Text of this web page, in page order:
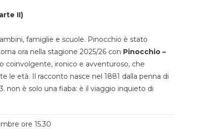
II)
famiglie e scuole. Pinocchio è stato
ora nella stagione 2025/26 con Pinocchio –
coinvolgente, ironico e avventuroso, che
le età. Il racconto nasce nel 1881 dalla penna di
non è solo una fiaba: è il viaggio inquieto di
ore 15.30